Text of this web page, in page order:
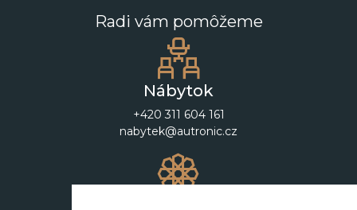
Radi vám pomôžeme
Nábytok
+420 311 604 161
nabytek@autronic.cz